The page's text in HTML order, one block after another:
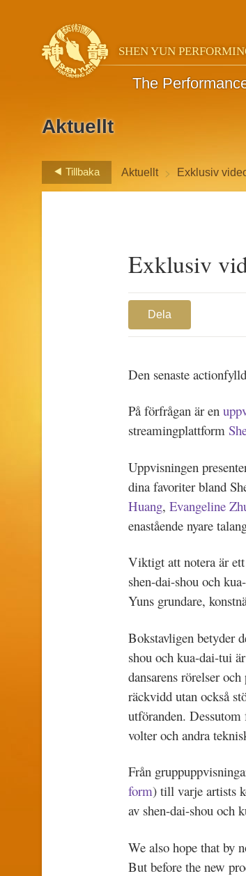
SHEN YUN
The
Aktuellt
Tillbaka Aktuellt > Exklusiv
Exklusiv
Dela
Den senaste
På förfrågan är en
streamingplattform
Uppvisningen
dina favoriter bland
Huang, Evangeline
enastående nyare
Viktigt att notera är
shen-dai-shou och
Yuns grundare,
Bokstavligen betyder
shou och kua-dai-tui
dansarens rörelser
räckvidd utan också
utföranden.
volter och andra
Från
form) till varje artists
av shen-dai-shou och
We also hope that by
But before the new